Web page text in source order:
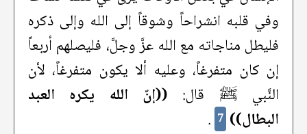
وفي قلبه انشراحاً وشوقاً إلى الله وإلى ذكره
فليطل مناجاته مع الله عزَّ وجلَّ، فليصلهم أربعاً
إن كان متفرغاً، وعليه ألا يكون متفرغاً، لأن
النَّبي ﷺ قال: ((إنّ الله يكره العبد
البطال)) 7
.